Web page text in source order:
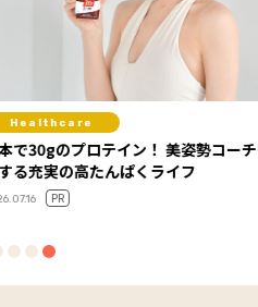
！ 美姿勢コーチも実
くライフ
“がん